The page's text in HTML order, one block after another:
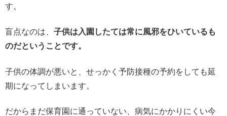
す。
盲点なのは、 子供は入園したては常に風邪をひいているも
のだということです。
子供の体調が悪いと、せっかく予防接種の予約をしても延
期になってしまいます。
だからまだ保育園に通っていない、病気にかかりにくい今